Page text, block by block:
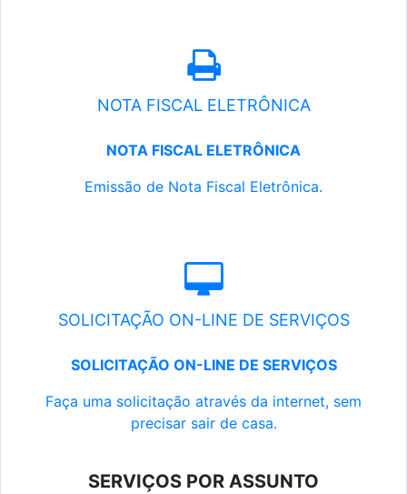
NOTA FISCAL ELETRÔNICA
NOTA FISCAL ELETRÔNICA
Emissão de Nota Fiscal Eletrônica.
SOLICITAÇÃO ON-LINE DE SERVIÇOS
SOLICITAÇÃO ON-LINE DE SERVIÇOS
Faça uma solicitação através da internet, sem
precisar sair de casa.
SERVIÇOS POR ASSUNTO